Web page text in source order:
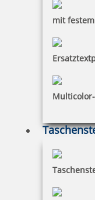
mit
inkl. 10 % Rabatt4,75 €
Jetzt gestalten
Colop Expert